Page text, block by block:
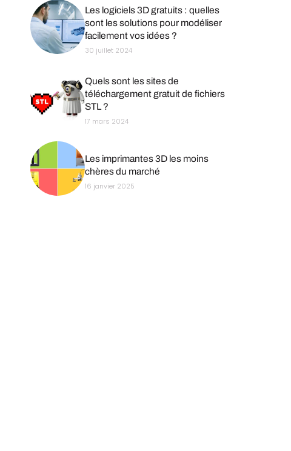
Les logiciels 3D gratuits : quelles
sont les solutions pour modéliser
facilement vos idées ?
30 juillet 2024
Quels sont les sites de
téléchargement gratuit de fichiers
STL ?
17 mars 2024
Les imprimantes 3D les moins
chères du marché
16 janvier 2025